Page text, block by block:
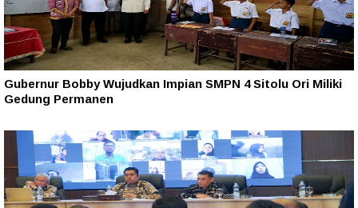
Gubernur Bobby Wujudkan Impian SMPN 4 Sitolu Ori Miliki
Gedung Permanen